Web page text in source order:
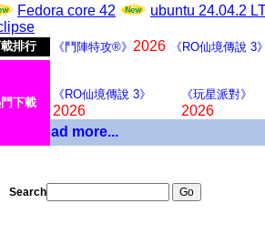
Fedora core 42
ubuntu 24.04.2
排行 《鬥陣特攻®》 2026 《RO仙境傳說 3
下載
《RO仙境傳說 3》
2026
《玩星派對》
2026
Download more...
Search